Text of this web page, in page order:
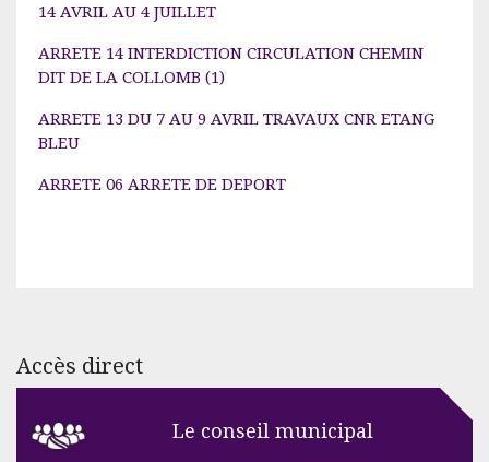
14 AVRIL AU 4 JUILLET
ARRETE 14 INTERDICTION CIRCULATION CHEMIN
DIT DE LA COLLOMB (1)
ARRETE 13 DU 7 AU 9 AVRIL TRAVAUX CNR ETANG
BLEU
ARRETE 06 ARRETE DE DEPORT
Accès direct
Le conseil municipal